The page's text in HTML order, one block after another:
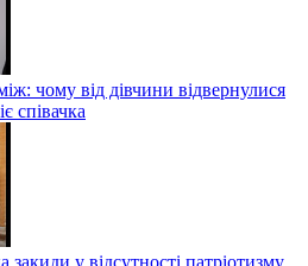
чому від дівчини відвернулися
співачка
закиди у відсутності патріотизму